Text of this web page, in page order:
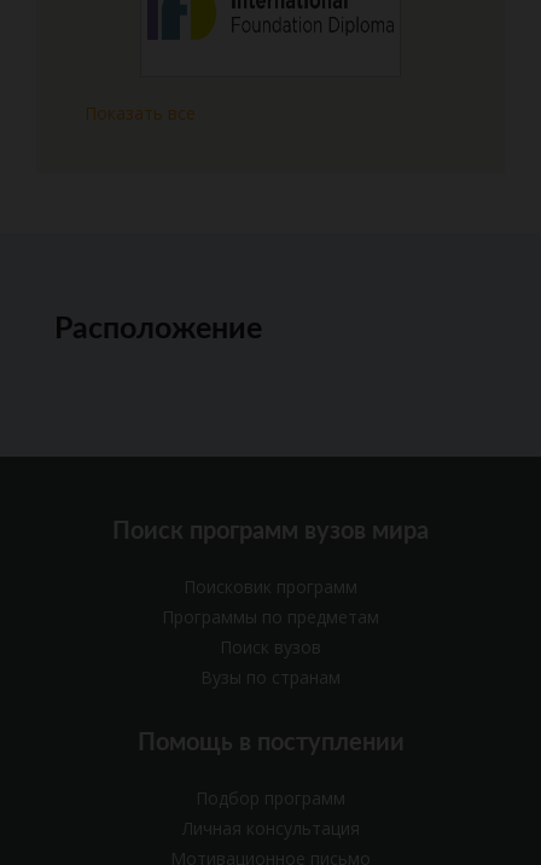
Показать все
Расположение
Поиск программ вузов мира
Поисковик программ
Программы по предметам
Поиск вузов
Вузы по странам
Помощь в поступлении
Подбор программ
Личная консультация
Мотивационное письмо